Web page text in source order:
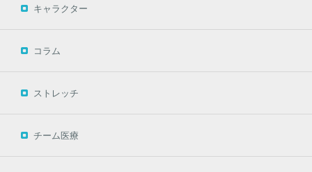
キャラクター
コラム
ストレッチ
チーム医療